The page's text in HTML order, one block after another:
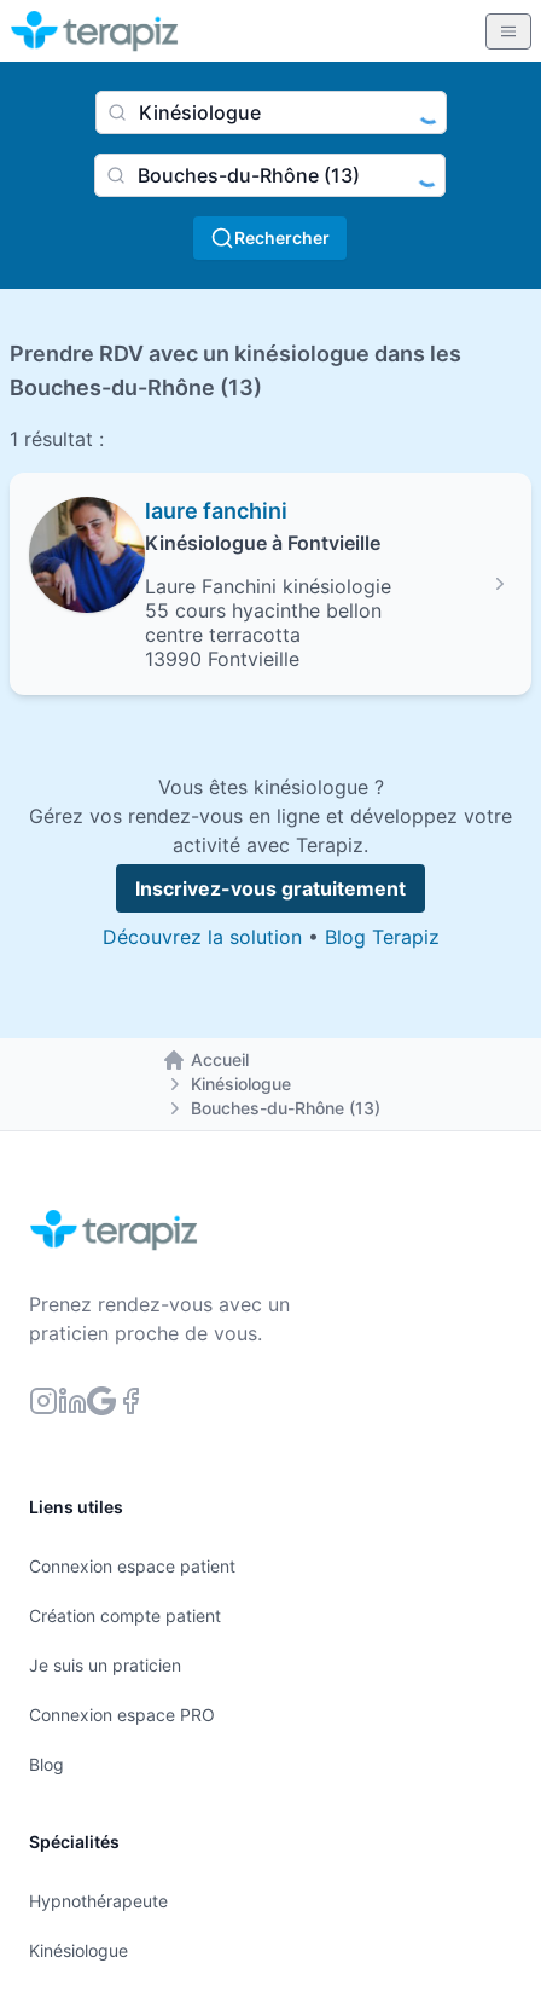
Ville
Rechercher
Prendre RDV avec un kinésiologue dans les
Bouches-du-Rhône (13)
1 résultat :
laure fanchini
Kinésiologue à Fontvieille
Laure Fanchini kinésiologie
55 cours hyacinthe bellon
centre terracotta
13990 Fontvieille
Vous êtes kinésiologue ?
Gérez vos rendez-vous en ligne et développez votre
activité avec Terapiz.
Inscrivez-vous gratuitement
Découvrez la solution• Blog Terapiz
Accueil
Retour à la page d'accueil
Kinésiologue
Bouches-du-Rhône (13)
Prenez rendez-vous avec un
praticien proche de vous.
Liens utiles
Connexion espace patient
Création compte patient
Je suis un praticien
Connexion espace PRO
Blog
Spécialités
Hypnothérapeute
Kinésiologue